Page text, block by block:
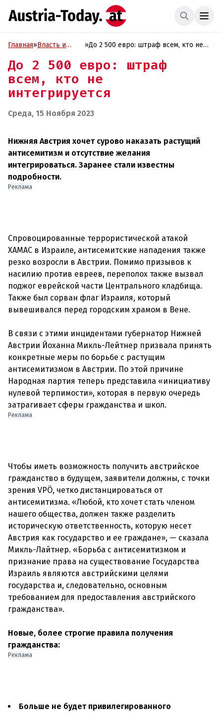
Главная»Власть и
»До 2 500 евро: штраф всем, кто не
До 2 500 евро: штраф
всем, кто не
интегрируется
Среда, 15 Ноября 2023
Нижняя Австрия хочет сурово наказать растущий
антисемитизм и отсутствие желания
интегрироваться. Заранее стали известны
подробности.
Реклама
Спровоцированные террористической атакой
ХАМАС в Израиле, антисемитские нападения также
резко возросли в Австрии. Помимо призывов к
насилию против евреев, переполох также вызвал
поджог еврейской части Центрального кладбища.
Также был сорван флаг Израиля, который
вывешивался перед городским храмом в Вене.
В связи с этими инцидентами губернатор Нижней
Австрии Йоханна Микль-Лейтнер призвала принять
конкретные меры по борьбе с растущим
антисемитизмом в Австрии. По этой причине
Народная партия теперь представила «инициативу
нулевой терпимости», которая в первую очередь
Реклама
Чтобы иметь возможность получить австрийское
гражданство в будущем, заявители должны, с точки
зрения VPÖ, четко дистанцироваться от
антисемитизма. «Любой, кто хочет стать членом
нашего общества, должен также разделить
историческую ответственность, которую несет
Австрия как государство и ее граждане», — сказала
Микль-Лайтнер. «Борьба с антисемитизмом и
признание права на существование Государства
Израиль являются австрийскими целями
государства и, следовательно, основным
требованием для предоставления австрийского
гражданства».
Новые, более строгие правила получения
гражданства:
Реклама
Больше не будет привилегированного